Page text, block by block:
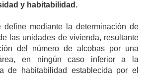
y habitabilidad.
define mediante la determinación de
las unidades de vivienda, resultante
del número de alcobas por una
en ningún caso inferior a la
de habitabilidad establecida por el